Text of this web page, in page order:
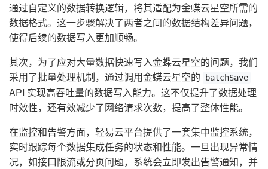
通过自定义的数据转换逻辑，将其适配为金蝶云星空所需的
数据格式。这一步骤解决了两者之间的数据结构差异问题，
使得后续的数据写入更加顺畅。
其次，为了应对大量数据快速写入金蝶云星空的问题，我们
采用了批量处理机制，通过调用金蝶云星空的
batchSave
API 实现高吞吐量的数据写入能力。这不仅提升了数据处理
时效性，还有效减少了网络请求次数，提高了整体性能。
在监控和告警方面，轻易云平台提供了一套集中监控系统，
实时跟踪每个数据集成任务的状态和性能。一旦出现异常情
况，如接口限流或分页问题，系统会立即发出告警通知，并